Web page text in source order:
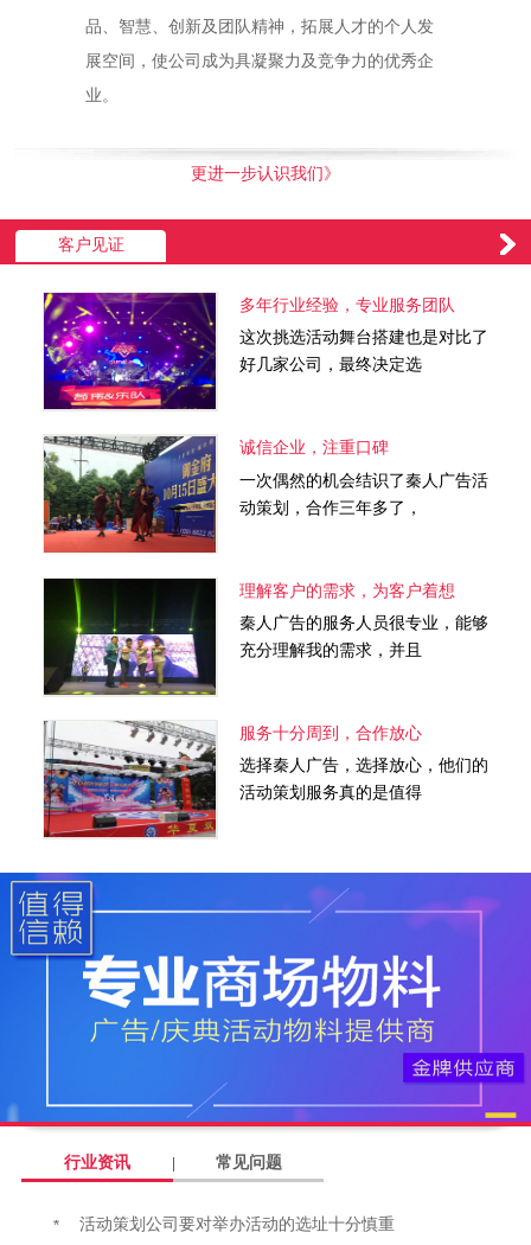
品、智慧、创新及团队精神，拓展人才的个人发
展空间，使公司成为具凝聚力及竞争力的优秀企
业。
更进一步认识我们》
客户见证
多年行业经验，专业服务团队
这次挑选活动舞台搭建也是对比了
好几家公司，最终决定选
诚信企业，注重口碑
一次偶然的机会结识了秦人广告活
动策划，合作三年多了，
理解客户的需求，为客户着想
秦人广告的服务人员很专业，能够
充分理解我的需求，并且
服务十分周到，合作放心
选择秦人广告，选择放心，他们的
活动策划服务真的是值得
行业资讯 常见问题
活动策划公司要对举办活动的选址十分慎重